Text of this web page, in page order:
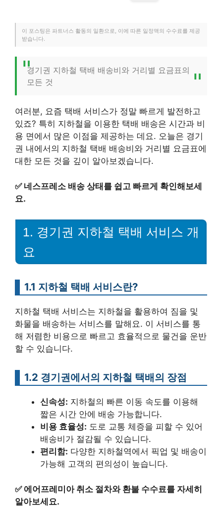
이 포스팅은 파트너스 활동의 일환으로, 이에 따른 일정액의 수수료를 제공
받습니다.
경기권 지하철 택배 배송비와 거리별 요금표의
모든 것
여러분, 요즘 택배 서비스가 정말 빠르게 발전하고
있죠? 특히 지하철을 이용한 택배 배송은 시간과 비
용 면에서 많은 이점을 제공하는 데요. 오늘은 경기
권 내에서의 지하철 택배 배송비와 거리별 요금표에
대한 모든 것을 깊이 알아보겠습니다.
✅ 네스프레소 배송 상태를 쉽고 빠르게 확인해보세
요.
1. 경기권 지하철 택배 서비스 개
요
1.1 지하철 택배 서비스란?
지하철 택배 서비스는 지하철을 활용하여 짐을 및
화물을 배송하는 서비스를 말해요. 이 서비스를 통
해 저렴한 비용으로 빠르고 효율적으로 물건을 운반
할 수 있습니다.
1.2 경기권에서의 지하철 택배의 장점
신속성: 지하철의 빠른 이동 속도를 이용해
짧은 시간 안에 배송 가능합니다.
비용 효율성: 도로 교통 체증을 피할 수 있어
배송비가 절감될 수 있습니다.
편리함: 다양한 지하철역에서 픽업 및 배송이
가능해 고객의 편의성이 높습니다.
✅ 에어프레미아 취소 절차와 환불 수수료를 자세히
알아보세요.